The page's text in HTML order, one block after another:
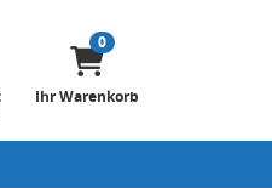
0
Ihr Warenkorb